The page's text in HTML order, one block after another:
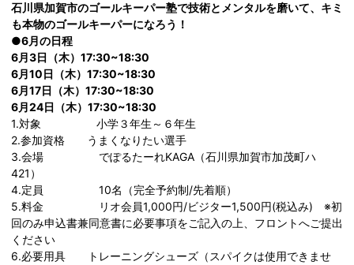
石川県加賀市のゴールキーパー塾で技術とメンタルを磨いて、キミ
も本物のゴールキーパーになろう！
●6月の日程
6月3日（木）17:30~18:30
6月10日（木）17:30~18:30
6月17日（木）17:30~18:30
6月24日（木）17:30~18:30
1.対象 小学３年生～６年生
2.参加資格 うまくなりたい選手
3.会場 でぽるたーれKAGA（石川県加賀市加茂町ハ
421）
4.定員 10名（完全予約制/先着順）
5.料金 リオ会員1,000円/ビジター1,500円(税込み) ※初
回のみ申込書兼同意書に必要事項をご記入の上、フロントへご提出
ください
6.必要用具 トレーニングシューズ（スパイクは使用できませ